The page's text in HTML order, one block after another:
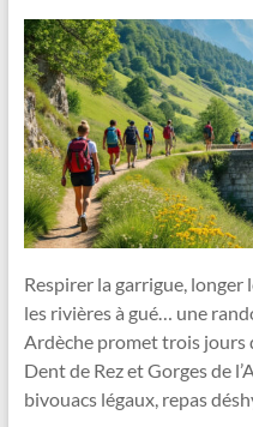
Respirer la garrigue, longer
les rivières à gué… une
Ardèche promet trois jours
Dent de Rez et Gorges de
bivouacs légaux, repas